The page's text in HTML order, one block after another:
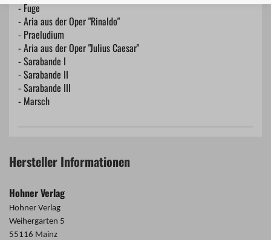
- Fuge
- Aria aus der Oper "Rinaldo"
- Praeludium
- Aria aus der Oper "Julius Caesar"
- Sarabande I
- Sarabande II
- Sarabande III
- Marsch
Hersteller Informationen
Hohner Verlag
Hohner Verlag
Weihergarten 5
55116 Mainz